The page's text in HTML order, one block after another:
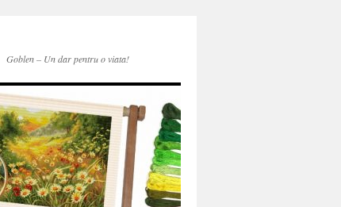
Goblen – Un dar pentru o viata!